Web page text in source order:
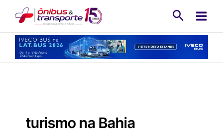
conteúdo
turismo na Bahia